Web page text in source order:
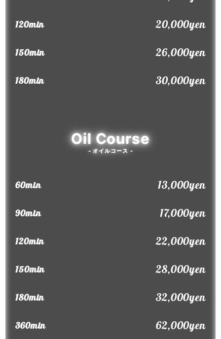
120min 20,000yen
150min 26,000yen
180min 30,000yen
Oil Course
- オイルコース -
60min 13,000yen
90min 17,000yen
120min 22,000yen
150min 28,000yen
180min 32,000yen
360min 62,000yen